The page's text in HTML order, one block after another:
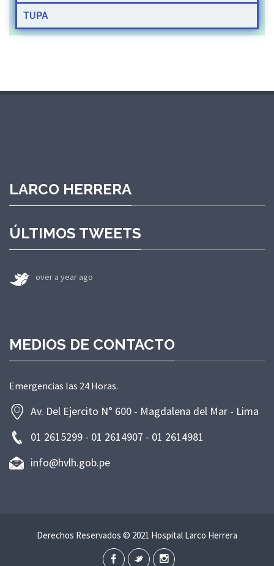
TUPA
LARCO HERRERA
ÚLTIMOS TWEETS
over a year ago
MEDIOS DE CONTACTO
Emergencias las 24 Horas.
Av. Del Ejercito N° 600 - Magdalena del Mar - Lima
01 2615299 - 01 2614907 - 01 2614981
info@hvlh.gob.pe
Derechos Reservados © 2021 Hospital Larco Herrera